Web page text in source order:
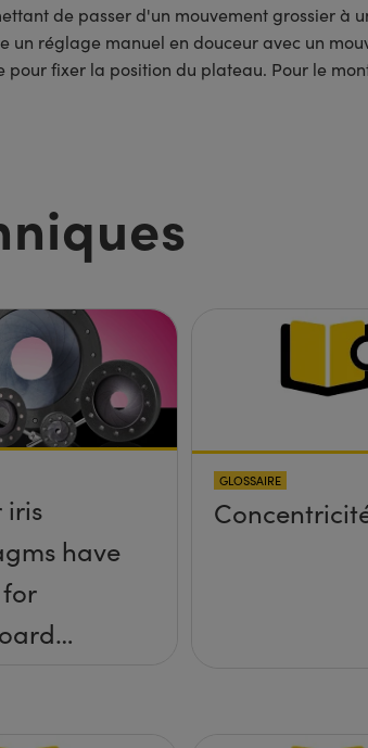
de passer d'un mouvement grossier à
réglage manuel en douceur avec un
pour fixer la position du plateau. Pour le
iris
have
GLOSSAIRE